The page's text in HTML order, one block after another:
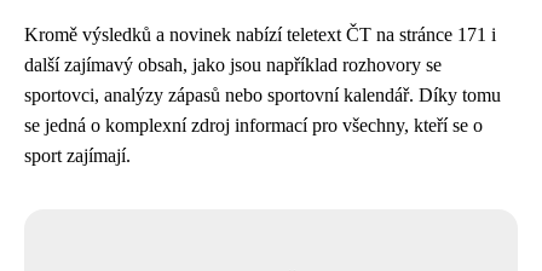
Kromě výsledků a novinek nabízí teletext ČT na stránce 171 i
další zajímavý obsah, jako jsou například rozhovory se
sportovci, analýzy zápasů nebo sportovní kalendář. Díky tomu
se jedná o komplexní zdroj informací pro všechny, kteří se o
sport zajímají.